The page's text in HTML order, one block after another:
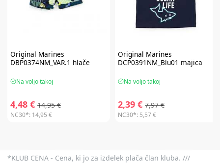
Original Marines
DBP0374NM_VAR.1 hlače
Na voljo takoj
4,48 € 14,95 €
NC30*: 14,95 €
Original Marines
DCP0391NM_Blu01 majica
Na voljo takoj
2,39 € 7,97 €
NC30*: 5,57 €
*KLUB CENA - Cena, ki jo za izdelek plača član kluba. ///